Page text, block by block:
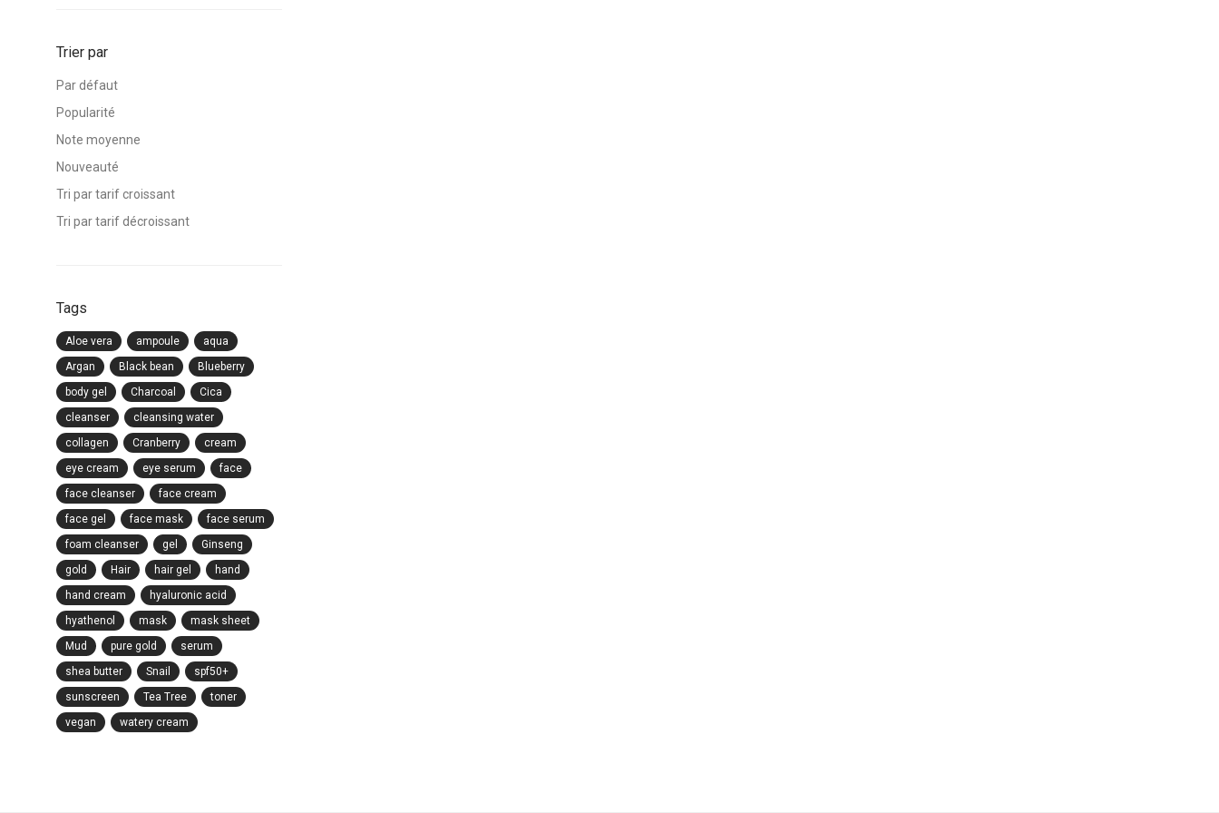
Trier par
Par défaut
Popularité
Note moyenne
Nouveauté
Tri par tarif croissant
Tri par tarif décroissant
Tags
Aloe vera ampoule
aqua
Argan
Black bean
Blueberry
body gel
Charcoal
Cica
cleanser
cleansing water
collagen
Cranberry
cream
eye cream
eye serum
face
face cleanser
face cream
face gel
face mask
face serum
foam cleanser
gel
Ginseng
gold
Hair hair gel
hand
hand cream
hyaluronic acid
hyathenol
mask
mask sheet
Mud
pure gold
serum
shea butter
Snail
spf50+
sunscreen
Tea Tree
toner
vegan
watery cream